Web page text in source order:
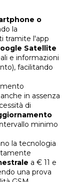
o
la
tramite l'app
Satellite
e informazioni
facilitando
in assenza
di
minimo
la tecnologia
a € 11 e
una prova